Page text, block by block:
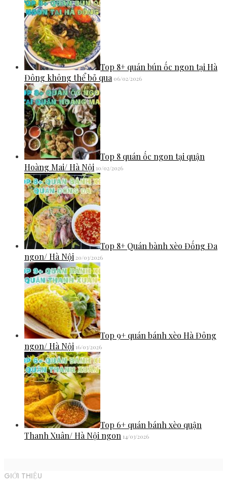
Top 8+ quán bún ốc ngon tại Hà
Đông không thể bỏ qua06/02/2026
Top 8 quán ốc ngon tại quận
Hoàng Mai/ Hà Nội 10/02/2026
Top 8+ Quán bành xèo Đống Đa
ngon/ Hà Nội 20/03/2026
Top 9+ quán bánh xèo Hà Đông
ngon/ Hà Nội 16/03/2026
Top 6+ quán bánh xèo quận
Thanh Xuân/ Hà Nội ngon 14/03/2026
GIỚI THIỆU